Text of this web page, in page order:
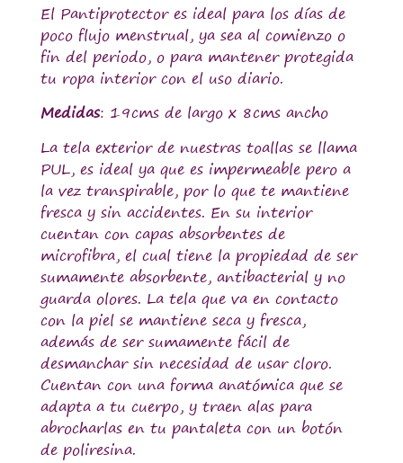
El Pantiprotector es ideal para los días de
poco flujo menstrual, ya sea al comienzo o
fin del periodo, o para mantener protegida
tu ropa interior con el uso diario.
Medidas: 19cms de largo x 8cms ancho
La tela exterior de nuestras toallas se llama
PUL, es ideal ya que es impermeable pero a
la vez transpirable, por lo que te mantiene
fresca y sin accidentes. En su interior
cuentan con capas absorbentes de
microfibra, el cual tiene la propiedad de ser
sumamente absorbente, antibacterial y no
guarda olores. La tela que va en contacto
con la piel se mantiene seca y fresca,
además de ser sumamente fácil de
desmanchar sin necesidad de usar cloro.
Cuentan con una forma anatómica que se
adapta a tu cuerpo, y traen alas para
abrocharlas en tu pantaleta con un botón
de poliresina.